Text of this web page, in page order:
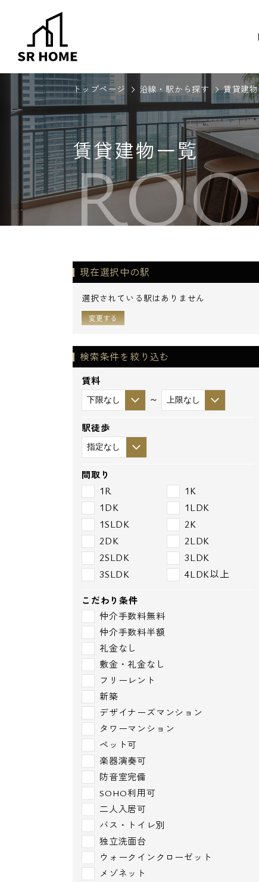
トップページ 沿線・駅から探す 賃貸建
賃貸建物一覧
現在選択中の駅
選択されている駅はありません
変更する
検索条件を絞り込む
賃料
～
駅徒歩
間取り
1R
1K
1DK
1LDK
1SLDK
2K
2DK
2LDK
2SLDK
3LDK
3SLDK
4LDK以上
こだわり条件
仲介手数料無料
仲介手数料半額
礼金なし
敷金・礼金なし
フリーレント
新築
デザイナーズマンション
タワーマンション
ペット可
楽器演奏可
防音室完備
SOHO利用可
二人入居可
バス・トイレ別
独立洗面台
ウォークインクローゼット
メゾネット